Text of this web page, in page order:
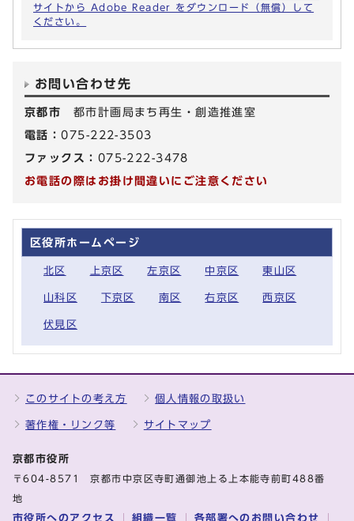
サイトから Adobe Reader をダウンロード（無償）して
ください。
お問い合わせ先
京都市 都市計画局まち再生・創造推進室
電話：075-222-3503
ファックス： 075-222-3478
お電話の際はお掛け間違いにご注意ください
区役所ホームページ
北区 上京区 左京区 中京区 東山区
山科区 下京区 南区 右京区 西京区
伏見区
このサイトの考え方 個人情報の取扱い
著作権・リンク等 サイトマップ
京都市役所
〒604-8571 京都市中京区寺町通御池上る上本能寺前町488番
地
市役所へのアクセス 組織一覧 各部署へのお問い合わせ